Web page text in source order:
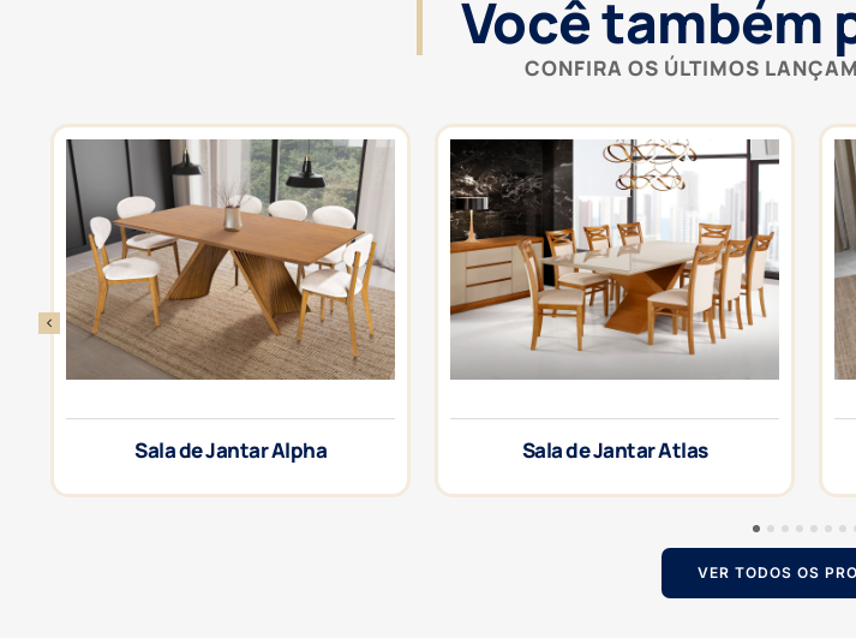
Você também
CONFIRA OS ÚLTIMOS
Sala de Jantar Alpha Sala de Jantar Atlas
5 6 7 8
VER TODOS OS